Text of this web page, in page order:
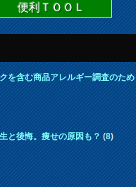
便利ＴＯＯＬ
を含む商品アレルギー調査のため
と後悔。痩せの原因も？(8)